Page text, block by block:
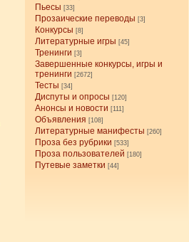
Пьесы [33]
Прозаические переводы [3]
Конкурсы [8]
Литературные игры [45]
Тренинги [3]
Завершенные конкурсы, игры и
тренинги [2672]
Тесты [34]
Диспуты и опросы [120]
Анонсы и новости [111]
Объявления [108]
Литературные манифесты [260]
Проза без рубрики [533]
Проза пользователей [180]
Путевые заметки [44]